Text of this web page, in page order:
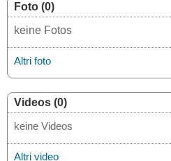
Foto (0)
keine Fotos
Altri foto
Videos (0)
keine Videos
Altri video